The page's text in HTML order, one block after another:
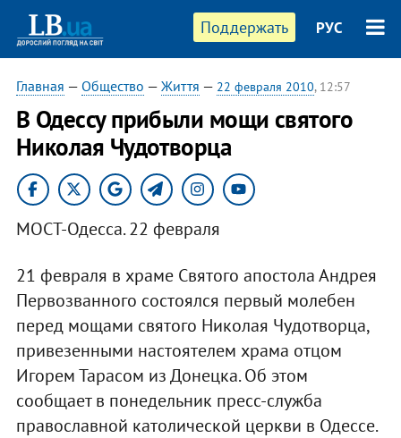
Поддержать РУС
Главная — Общество — Життя — 22 февраля 2010, 12:57
В Одессу прибыли мощи святого
Николая Чудотворца
МОСТ-Одесса. 22 февраля
21 февраля в храме Святого апостола Андрея
Первозванного состоялся первый молебен
перед мощами святого Николая Чудотворца,
привезенными настоятелем храма отцом
Игорем Тарасом из Донецка. Об этом
сообщает в понедельник пресс-служба
православной католической церкви в Одессе.